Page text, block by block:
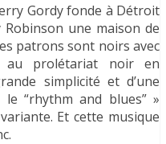
Gordy fonde à Détroit
Robinson une maison de
patrons sont noirs avec
au prolétariat noir en
simplicité et d’une
“rhythm and blues” »
Et cette musique